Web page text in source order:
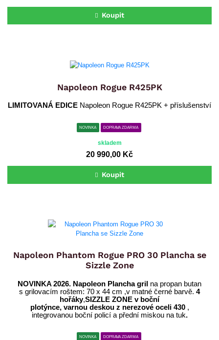
Koupit
Napoleon Rogue R425PK
LIMITOVANÁ EDICE Napoleon Rogue R425PK + příslušenství
NOVINKA DOPRAVA ZDARMA
skladem
20 990,00 Kč
Koupit
Napoleon Phantom Rogue PRO 30 Plancha se
Sizzle Zone
NOVINKA 2026. Napoleon Plancha gril na propan butan
s grilovacím roštem: 70 x 44 cm ,v matné černé barvě. 4
hořáky,SIZZLE ZONE v boční
plotýnce, varnou deskou z nerezové oceli 430,
integrovanou boční policí a přední miskou na tuk.
NOVINKA DOPRAVA ZDARMA